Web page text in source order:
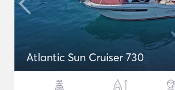
Atlantic Sun Cruiser 730